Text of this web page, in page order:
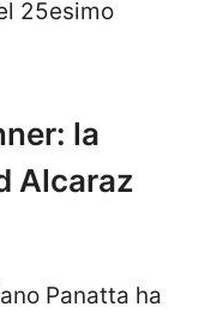
25esimo
la
Alcaraz
Panatta ha